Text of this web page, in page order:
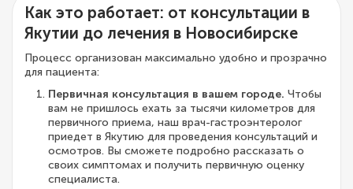
Как это работает: от консультации в
Якутии до лечения в Новосибирске
Процесс организован максимально удобно и прозрачно
для пациента:
Первичная консультация в вашем городе. Чтобы
вам не пришлось ехать за тысячи километров для
первичного приема, наш врач-гастроэнтеролог
приедет в Якутию для проведения консультаций и
осмотров. Вы сможете подробно рассказать о
своих симптомах и получить первичную оценку
специалиста.